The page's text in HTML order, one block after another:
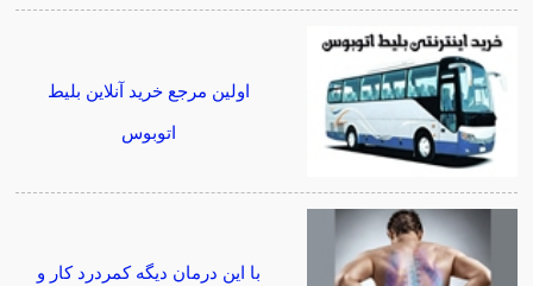
اولین مرجع خرید آنلاین بلیط
اتوبوس
با این درمان دیگه کمردرد کار و